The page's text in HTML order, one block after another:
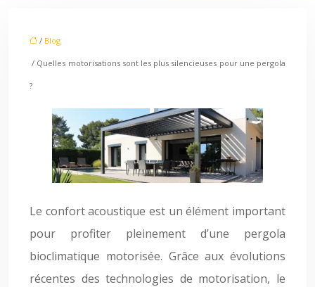
/ Blog
/ Quelles motorisations sont les plus silencieuses pour une pergola
?
Le confort acoustique est un élément important
pour profiter pleinement d’une pergola
bioclimatique motorisée. Grâce aux évolutions
récentes des technologies de motorisation, le